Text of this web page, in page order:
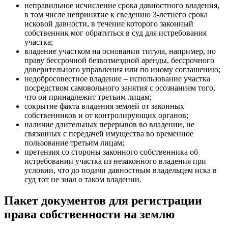
неправильное исчисление срока давностного владения,
в том числе непринятие к сведению 3-летнего срока
исковой давности, в течение которого законный
собственник мог обратиться в суд для истребования
участка;
владение участком на основании титула, например, по
праву бессрочной безвозмездной аренды, бессрочного
доверительного управления или по иному соглашению;
недобросовестное владение – использование участка
посредством самовольного занятия с осознанием того,
что он принадлежит третьим лицам;
сокрытие факта владения землей от законных
собственников и от контролирующих органов;
наличие длительных перерывов во владении, не
связанных с передачей имущества во временное
пользование третьим лицам;
претензия со стороны законного собственника об
истребовании участка из незаконного владения при
условии, что до подачи давностным владельцем иска в
суд тот не знал о таком владении.
Пакет документов для регистрации
права собственности на землю